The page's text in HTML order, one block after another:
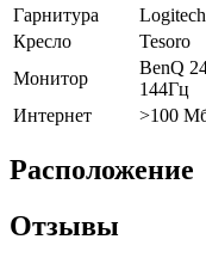
Гарнитура
Logitech
Кресло
Tesoro
Монитор
BenQ
144Гц
Интернет
>100
Расположение
Отзывы